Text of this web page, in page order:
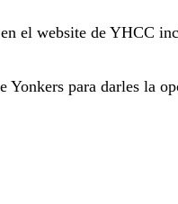
el website de YHCC
Yonkers para darles la